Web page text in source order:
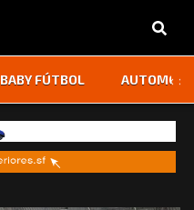
BABY FÚTBOL ‹ ›